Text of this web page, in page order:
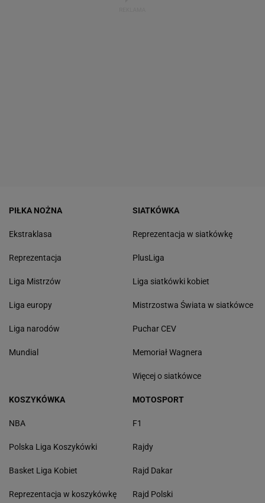
PIŁKA NOŻNA
Ekstraklasa
Reprezentacja
Liga Mistrzów
Liga europy
Liga narodów
Mundial
SIATKÓWKA
Reprezentacja w siatkówkę
PlusLiga
Liga siatkówki kobiet
Mistrzostwa Świata w siatkówce
Puchar CEV
Memoriał Wagnera
Więcej o siatkówce
KOSZYKÓWKA
NBA
Polska Liga Koszykówki
Basket Liga Kobiet
Reprezentacja w koszykówkę
MOTOSPORT
F1
Rajdy
Rajd Dakar
Rajd Polski